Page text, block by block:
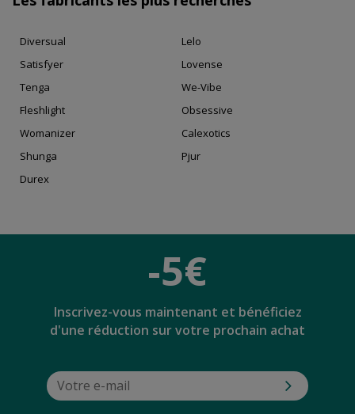
Diversual
Lelo
Satisfyer
Lovense
Tenga
We-Vibe
Fleshlight
Obsessive
Womanizer
Calexotics
Shunga
Pjur
Durex
-5€
Inscrivez-vous maintenant et bénéficiez
d'une réduction sur votre prochain achat